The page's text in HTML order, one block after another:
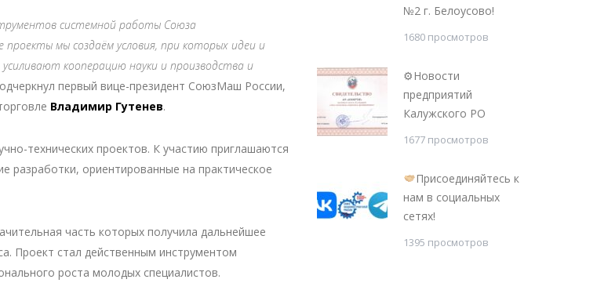
системной работы Союза
мы создаём условия, при которых идеи и
кооперацию науки и производства и
первый вице-президент СоюзМаш России,
Владимир Гутенев.
технических проектов. К участию приглашаются
разработки, ориентированные на практическое
часть которых получила дальнейшее
Проект стал действенным инструментом
роста молодых специалистов.
№2 г. Белоусово!
1680 просмотров
⚙Новости
предприятий
Калужского РО
1677 просмотров
Присоединяйтесь к
нам в социальных
сетях!
1395 просмотров